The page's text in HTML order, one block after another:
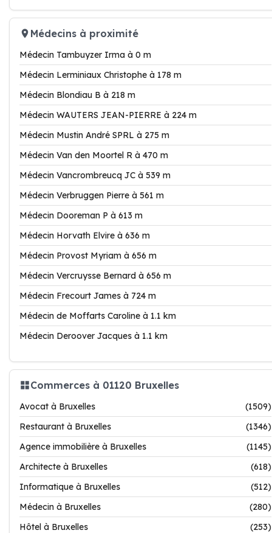
Médecins à proximité
Médecin Tambuyzer Irma à 0 m
Médecin Lerminiaux Christophe à 178 m
Médecin Blondiau B à 218 m
Médecin WAUTERS JEAN-PIERRE à 224 m
Médecin Mustin André SPRL à 275 m
Médecin Van den Moortel R à 470 m
Médecin Vancrombreucq JC à 539 m
Médecin Verbruggen Pierre à 561 m
Médecin Dooreman P à 613 m
Médecin Horvath Elvire à 636 m
Médecin Provost Myriam à 656 m
Médecin Vercruysse Bernard à 656 m
Médecin Frecourt James à 724 m
Médecin de Moffarts Caroline à 1.1 km
Médecin Deroover Jacques à 1.1 km
Commerces à 01120 Bruxelles
Avocat à Bruxelles
(1509)
Restaurant à Bruxelles
(1346)
Agence immobilière à Bruxelles
(1145)
Architecte à Bruxelles
(618)
Informatique à Bruxelles
(512)
Médecin à Bruxelles
(280)
Hôtel à Bruxelles
(253)